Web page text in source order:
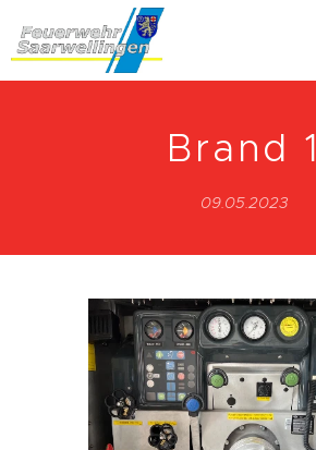
Brand 1
09.05.2023